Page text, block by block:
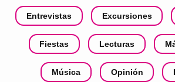
Entrevistas Excursiones
Fiestas Lecturas
Música Opinión